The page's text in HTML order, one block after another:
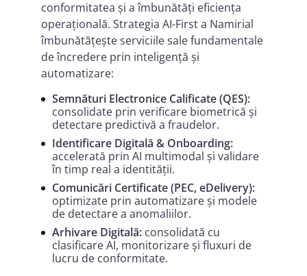
conformitatea și a îmbunătăți eficiența
operațională. Strategia AI-First a Namirial
îmbunătățește serviciile sale fundamentale
de încredere prin inteligență și
automatizare:
Semnături Electronice Calificate (QES):
consolidate prin verificare biometrică și
detectare predictivă a fraudelor.
Identificare Digitală & Onboarding:
accelerată prin AI multimodal și validare
în timp real a identității.
Comunicări Certificate (PEC, eDelivery):
optimizate prin automatizare și modele
de detectare a anomaliilor.
Arhivare Digitală: consolidată cu
clasificare AI, monitorizare și fluxuri de
lucru de conformitate.